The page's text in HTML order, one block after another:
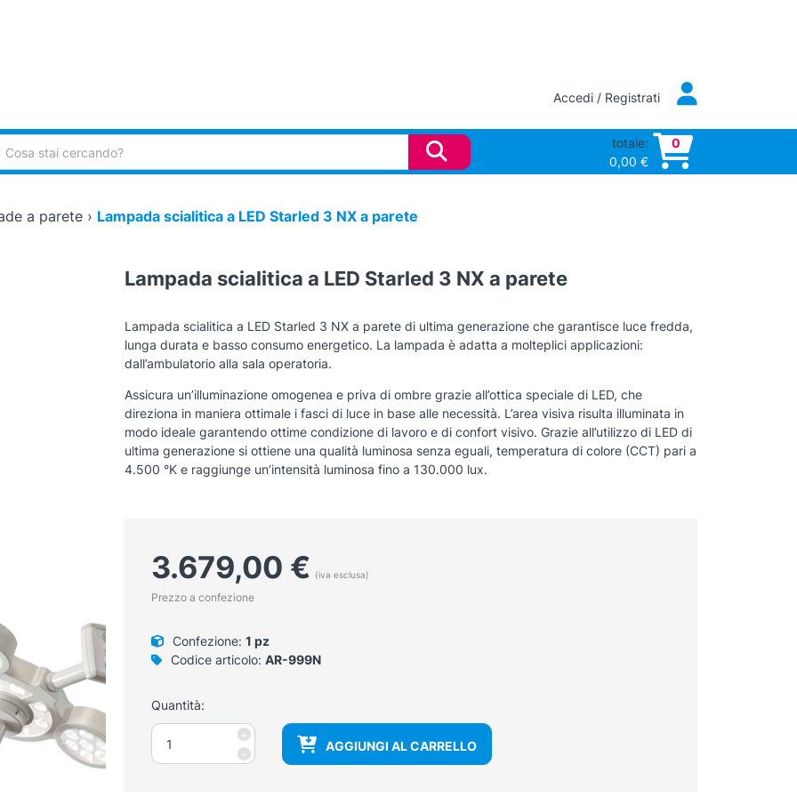
Accedi / Registrati
totale:
0,00 €
0
a parete› Lampada scialitica a LED Starled 3 NX a parete
Lampada scialitica a LED Starled 3 NX a parete
Lampada scialitica a LED Starled 3 NX a parete di ultima generazione che garantisce luce fredda,
lunga durata e basso consumo energetico. La lampada è adatta a molteplici applicazioni:
dall’ambulatorio alla sala operatoria.
Assicura un’illuminazione omogenea e priva di ombre grazie all’ottica speciale di LED, che
direziona in maniera ottimale i fasci di luce in base alle necessità. L’area visiva risulta illuminata in
modo ideale garantendo ottime condizione di lavoro e di confort visivo. Grazie all’utilizzo di LED di
ultima generazione si ottiene una qualità luminosa senza eguali, temperatura di colore (CCT) pari a
4.500 °K e raggiunge un’intensità luminosa fino a 130.000 lux.
3.679,00 € (iva esclusa)
Prezzo a confezione
Confezione: 1 pz
Codice articolo: AR-999N
Quantità:
-
Lampada
scialitica
+
AGGIUNGI AL CARRELLO